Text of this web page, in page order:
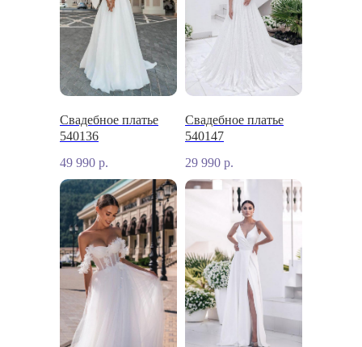
Свадебное платье
540136
49 990 р.
Свадебное платье
540147
29 990 р.